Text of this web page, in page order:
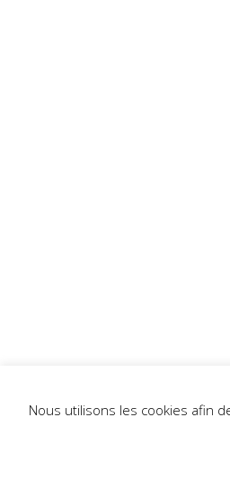
Nous utilisons les cookies afin